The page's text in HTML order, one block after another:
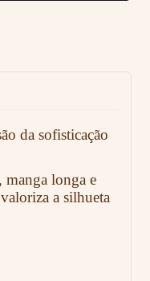
da sofisticação
manga longa e
a silhueta